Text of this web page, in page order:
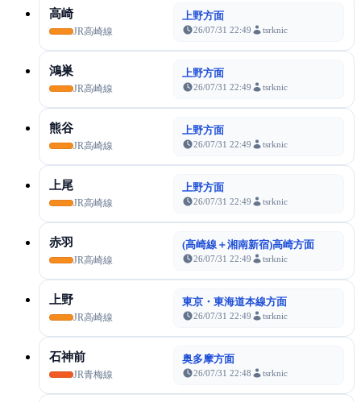
高崎
JR高崎線
上野方面
26/07/31 22:49 tsrknic
鴻巣
JR高崎線
上野方面
26/07/31 22:49 tsrknic
熊谷
JR高崎線
上野方面
26/07/31 22:49 tsrknic
上尾
JR高崎線
上野方面
26/07/31 22:49 tsrknic
赤羽
JR高崎線
(高崎線＋湘南新宿)高崎方面
26/07/31 22:49 tsrknic
上野
JR高崎線
東京・東海道本線方面
26/07/31 22:49 tsrknic
石神前
JR青梅線
奥多摩方面
26/07/31 22:48 tsrknic